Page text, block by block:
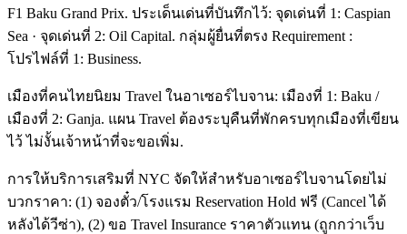
F1 Baku Grand Prix. ประเด็นเด่นที่บันทึกไว้: จุดเด่นที่ 1: Caspian
Sea · จุดเด่นที่ 2: Oil Capital. กลุ่มผู้ยื่นที่ตรง Requirement :
โปรไฟล์ที่ 1: Business.
เมืองที่คนไทยนิยม Travel ในอาเซอร์ไบจาน: เมืองที่ 1: Baku /
เมืองที่ 2: Ganja. แผน Travel ต้องระบุคืนที่พักครบทุกเมืองที่เขียน
ไว้ ไม่งั้นเจ้าหน้าที่จะขอเพิ่ม.
การให้บริการเสริมที่ NYC จัดให้สำหรับอาเซอร์ไบจานโดยไม่
บวกราคา: (1) จองตั๋ว/โรงแรม Reservation Hold ฟรี (Cancel ได้
หลังได้วีซ่า), (2) ขอ Travel Insurance ราคาตัวแทน (ถูกกว่าเว็บ